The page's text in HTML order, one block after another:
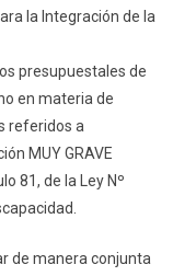
la Integración de la
presupuestales de
en materia de
referidos a
MUY GRAVE
81, de la Ley Nº
de manera conjunta